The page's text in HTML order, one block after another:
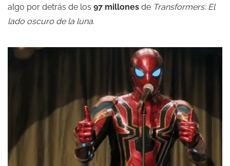
algo por detrás de los 97 millones de Transformers: El
lado oscuro de la luna.